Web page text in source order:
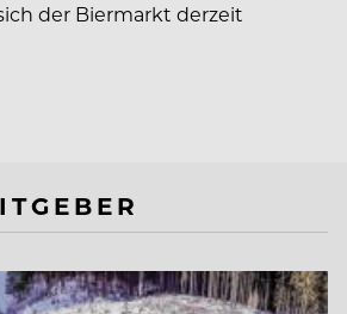
der Biermarkt derzeit